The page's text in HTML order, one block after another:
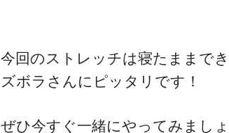
今回のストレッチは寝たままでき
ズボラさんにピッタリです！
ぜひ今すぐ一緒にやってみましょ